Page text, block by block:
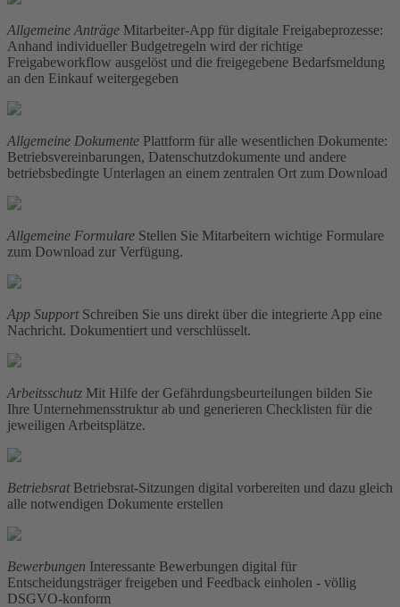
Allgemeine Anträge Mitarbeiter-App für digitale Freigabeprozesse:
Anhand individueller Budgetregeln wird der richtige
Freigabeworkflow ausgelöst und die freigegebene Bedarfsmeldung
an den Einkauf weitergegeben
Allgemeine Dokumente Plattform für alle wesentlichen Dokumente:
Betriebsvereinbarungen, Datenschutzdokumente und andere
betriebsbedingte Unterlagen an einem zentralen Ort zum Download
Allgemeine Formulare Stellen Sie Mitarbeitern wichtige Formulare
zum Download zur Verfügung.
App SupportSchreiben Sie uns direkt über die integrierte App eine
Nachricht. Dokumentiert und verschlüsselt.
Arbeitsschutz Mit Hilfe der Gefährdungsbeurteilungen bilden Sie
Ihre Unternehmensstruktur ab und generieren Checklisten für die
jeweiligen Arbeitsplätze.
BetriebsratBetriebsrat-Sitzungen digital vorbereiten und dazu gleich
alle notwendigen Dokumente erstellen
Bewerbungen Interessante Bewerbungen digital für
Entscheidungsträger freigeben und Feedback einholen - völlig
DSGVO-konform